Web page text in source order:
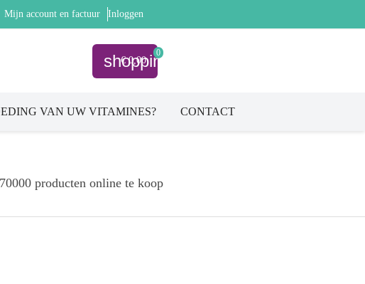
Mijn account en factuur Inloggen
shopping_cart
€ 0,00
0
VAN UW VITAMINES? CONTACT
producten online te koop